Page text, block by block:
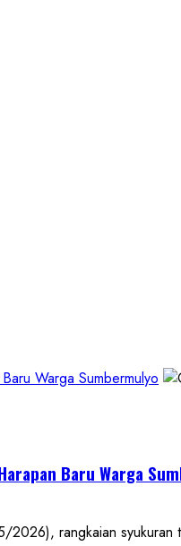
Warga Sumbermulyo
Baru Warga
rangkaian syukuran